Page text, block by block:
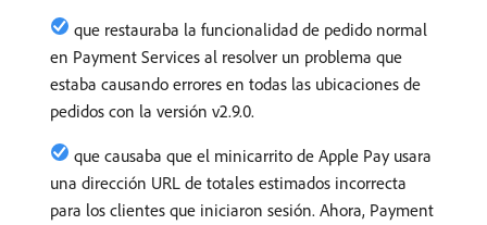
que restauraba la funcionalidad de pedido normal
en Payment Services al resolver un problema que
estaba causando errores en todas las ubicaciones de
pedidos con la versión v2.9.0.
que causaba que el minicarrito de Apple Pay usara
una dirección URL de totales estimados incorrecta
para los clientes que iniciaron sesión. Ahora, Payment